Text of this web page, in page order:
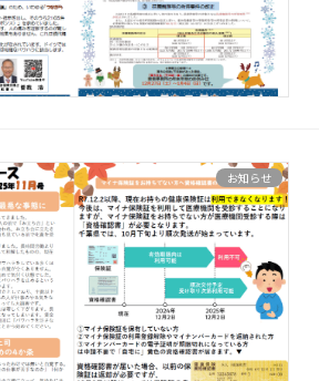
お知らせ